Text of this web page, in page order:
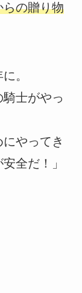
らの贈り物
。
士がやっ
やってき
全だ！」